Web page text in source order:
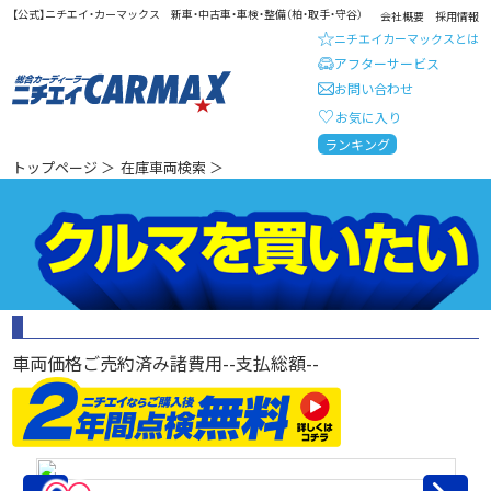
【公式】ニチエイ・カーマックス 新車・中古車・車検・整備（柏・取手・守谷） 会社概要 採用情報
総合カーディーラー ニチエイ・
ニチエイカーマックスとは
アフターサービス
お問い合わせ
お気に入り
ランキング
トップページ ＞ 在庫車両検索 ＞
車両価格ご売約済み諸費用--支払総額--